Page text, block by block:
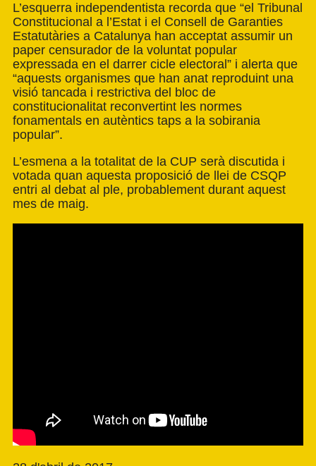
L’esquerra independentista recorda que “el Tribunal
Constitucional a l’Estat i el Consell de Garanties
Estatutàries a Catalunya han acceptat assumir un
paper censurador de la voluntat popular
expressada en el darrer cicle electoral” i alerta que
“aquests organismes que han anat reproduint una
visió tancada i restrictiva del bloc de
constitucionalitat reconvertint les normes
fonamentals en autèntics taps a la sobirania
popular”.
L’esmena a la totalitat de la CUP serà discutida i
votada quan aquesta proposició de llei de CSQP
entri al debat al ple, probablement durant aquest
mes de maig.